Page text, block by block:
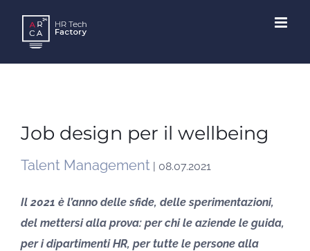
content
Job design per il wellbeing
Talent Management| 08.07.2021
Il 2021 è l’anno delle sfide, delle sperimentazioni,
del mettersi alla prova: per chi le aziende le guida,
per i dipartimenti HR, per tutte le persone alla